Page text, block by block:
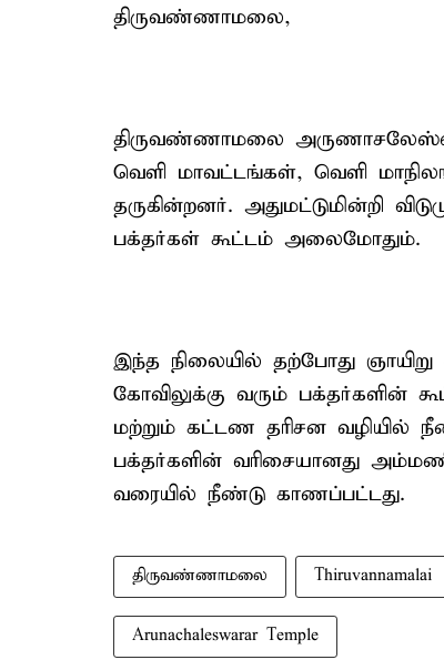
திருவண்ணாமலை,
திருவண்ணாமலை
வெளி மாவட்டங்கள், வெளி
தருகின்றனர். அதுமட்டுமின்றி
பக்தர்கள் கூட்டம் அலைமோதும்.
இந்த நிலையில் தற்போது
கோவிலுக்கு வரும் பக்தர்களின்
மற்றும் கட்டண தரிசன வழியில்
பக்தர்களின் வரிசையானது
வரையில் நீண்டு காணப்பட்டது.
திருவண்ணாமலை Thiruvannamalai
Arunachaleswarar Temple